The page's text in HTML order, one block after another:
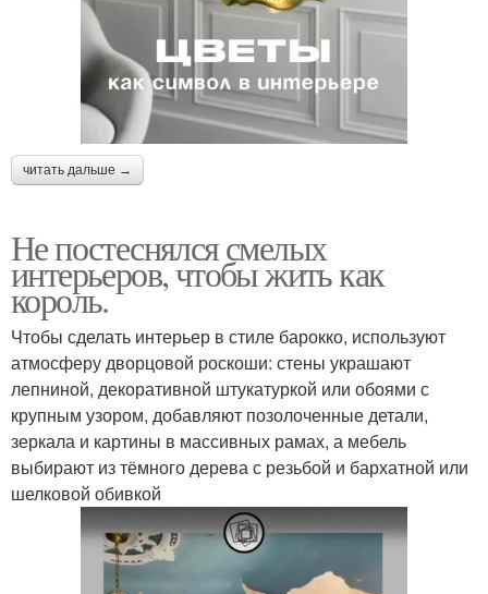
читать дальше →
Не постеснялся смелых
интерьеров, чтобы жить как
король.
Чтобы сделать интерьер в стиле барокко, используют
атмосферу дворцовой роскоши: стены украшают
лепниной, декоративной штукатуркой или обоями с
крупным узором, добавляют позолоченные детали,
зеркала и картины в массивных рамах, а мебель
выбирают из тёмного дерева с резьбой и бархатной или
шелковой обивкой